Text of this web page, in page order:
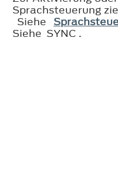
Sprachsteuerung
Siehe
Siehe SYNC .